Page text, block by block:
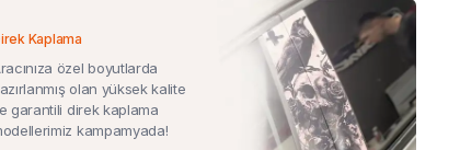
Kaplama
özel boyutlarda
olan yüksek kalite
garantili direk kaplama
kampamyada!